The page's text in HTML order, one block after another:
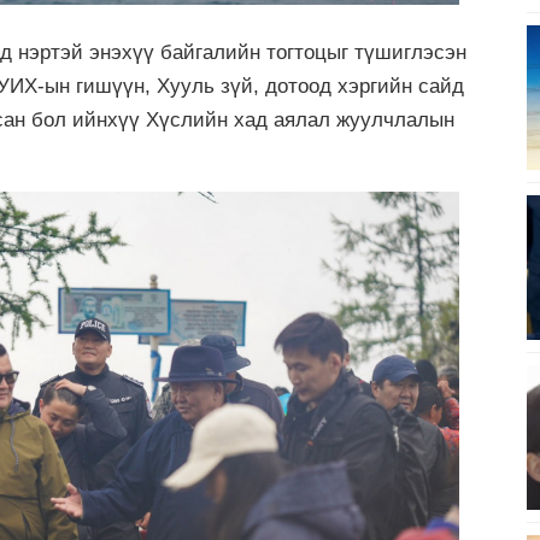
энэхүү байгалийн тогтоцыг түшиглэсэн
ын гишүүн, Хууль зүй, дотоод хэргийн сайд
бол ийнхүү Хүслийн хад аялал жуулчлалын